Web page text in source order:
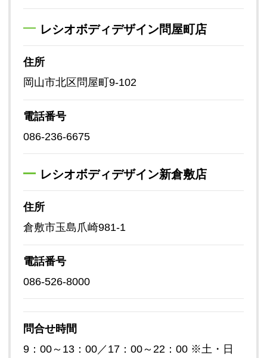
レシオボディデザイン問屋町店
住所
岡山市北区問屋町9-102
電話番号
086-236-6675
レシオボディデザイン新倉敷店
住所
倉敷市玉島爪崎981-1
電話番号
086-526-8000
問合せ時間
9：00～13：00／17：00～22：00 ※土・日